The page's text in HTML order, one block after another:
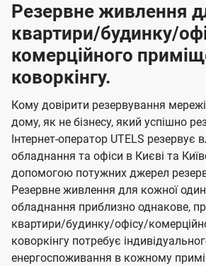
Резервне живлення
квартири/будинку/
комерційного
коворкінгу.
Кому довірити резервування
дому, як не бізнесу, який успішно
Інтернет-оператор UTELS резервує
обладнання та офіси в Києві та
допомогою потужних джерел
Резервне живлення для кожної
обладнання приблизно однакове,
квартири/будинку/офісу/
коворкінгу потребує
енергоспоживання в кожному